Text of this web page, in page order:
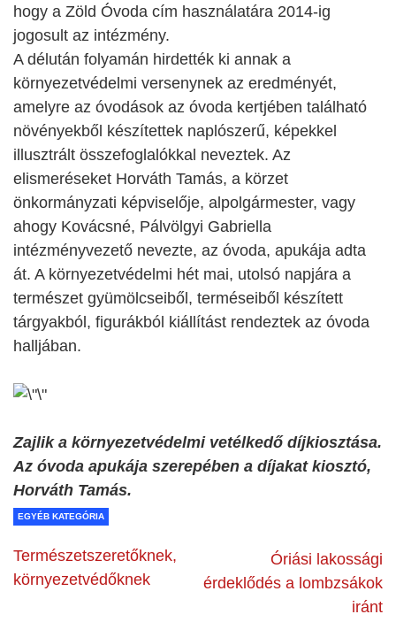
hogy a Zöld Óvoda cím használatára 2014-ig
jogosult az intézmény.
A délután folyamán hirdették ki annak a
környezetvédelmi versenynek az eredményét,
amelyre az óvodások az óvoda kertjében található
növényekből készítettek naplószerű, képekkel
illusztrált összefoglalókkal neveztek. Az
elismeréseket Horváth Tamás, a körzet
önkormányzati képviselője, alpolgármester, vagy
ahogy Kovácsné, Pálvölgyi Gabriella
intézményvezető nevezte, az óvoda, apukája adta
át. A környezetvédelmi hét mai, utolsó napjára a
természet gyümölcseiből, terméseiből készített
tárgyakból, figurákból kiállítást rendeztek az óvoda
halljában.
Zajlik a környezetvédelmi vetélkedő díjkiosztása.
Az óvoda apukája szerepében a díjakat kiosztó,
Horváth Tamás.
EGYÉB KATEGÓRIA
Természetszeretőknek,
környezetvédőknek
Óriási lakossági
érdeklődés a lombzsákok
iránt